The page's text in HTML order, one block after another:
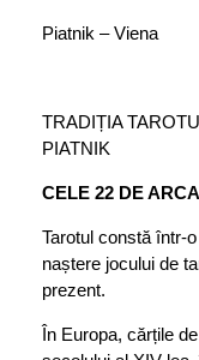
Piatnik – Viena
TRADIȚIA
PIATNIK
CELE 22 DE
Tarotul constă într-
naștere jocului de
prezent.
În Europa, cărțile